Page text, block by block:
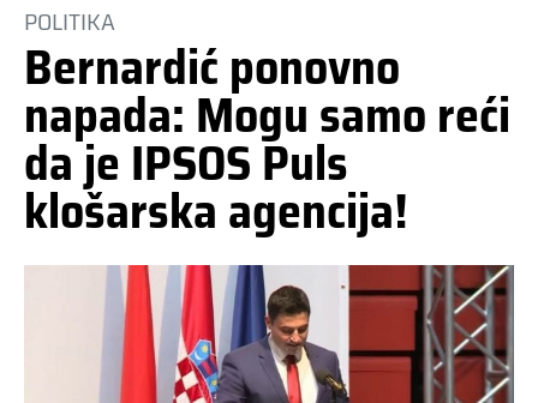
POLITIKA
Bernardić ponovno
napada: Mogu samo reći
da je IPSOS Puls
klošarska agencija!